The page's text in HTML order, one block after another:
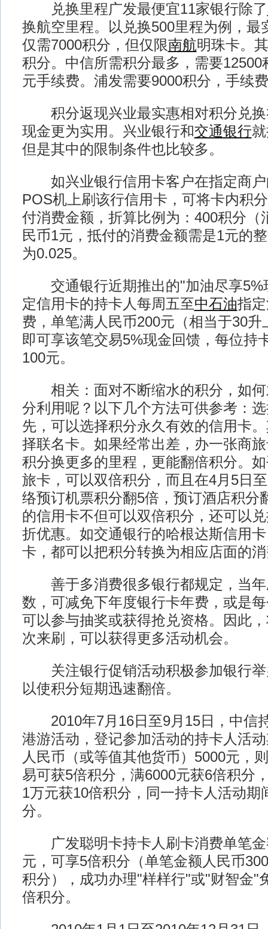
兑换里程广发最便宜11家银行除了
换航空里程。以兑换500里程为例，最
仅需7000积分，但仅限南航明珠卡。
积分。中信所需积分最多，需要12500
元手续费。浦发需要9000积分，手续
积分返现兴业最实惠相对积分兑换
现金更为实用。兴业银行和交通银行
但是其中的限制条件也比较多。
如兴业银行信用卡客户在指定商户
POS机上刷该行信用卡，可将卡内积
付消费金额，折算比例为：400积分（
民币1元，抵付的消费金额需是1元的
为0.025。
交通银行近期推出的"加油尽享5%
定信用卡的持卡人每周五至中石油指
费，单笔满人民币200元（相当于30升
即可享该笔交易5%现金回馈，每位持
100元。
相关：面对不断缩水的积分，如何
分利用呢？以下几个方法可供参考：
先，可以选择积分永久有效的信用卡
择联名卡。如果经常出差，办一张商
积分换更多的里程，更能翻倍积分。
旅卡，可以双倍积分，而且在4月5日
络预订机票积分翻5倍，预订酒店积分
的信用卡不但可以双倍积分，还可以
折优惠。如交通银行的哈根达斯信用
卡，都可以把积分转换为相应店面的
善于多消费很多银行都规定，当年
数，可减免下年度银行卡年费，或是
可以参与抽奖或获得抢兑资格。因此
次来刷，可以获得更多活动机会。
关注银行促销活动积极参加银行举
以使积分短期迅速翻倍。
2010年7月16日至9月15日，中信
港游活动，登记参加活动的持卡人活
人民币（或等值其他货币）5000元，
易可获5倍积分，满6000元获6倍积分
1万元获10倍积分，同一持卡人活动期
分。
广发聪明卡持卡人刷卡消费单笔金
元，可享5倍积分（单笔金额人民币
积分），成功办理"样样行"或"财智金"
倍积分。